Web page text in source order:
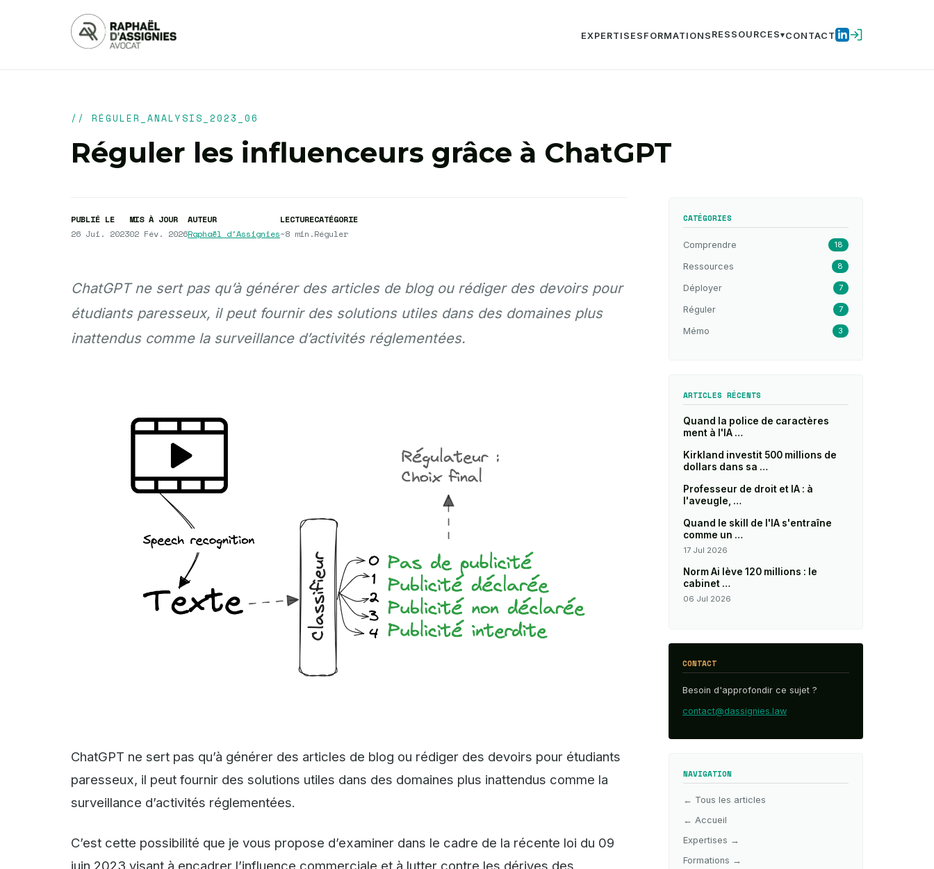
EXPERTISES FORMATIONS RESSOURCES CONTACT
// RÉGULER_ANALYSIS_2023_06
Réguler les influenceurs grâce à ChatGPT
PUBLIÉ LE
26 Jui. 2023
MIS À JOUR
02 Fév. 2026
AUTEUR
Raphaël d'Assignies
LECTURE
~8 min.
CATÉGORIE
Réguler
ChatGPT ne sert pas qu’à générer des articles de blog ou rédiger des devoirs pour
étudiants paresseux, il peut fournir des solutions utiles dans des domaines plus
inattendus comme la surveillance d’activités réglementées.
ChatGPT ne sert pas qu’à générer des articles de blog ou rédiger des devoirs pour étudiants
paresseux, il peut fournir des solutions utiles dans des domaines plus inattendus comme la
surveillance d’activités réglementées.
C’est cette possibilité que je vous propose d’examiner dans le cadre de la récente loi du 09
juin 2023 visant à encadrer l’influence commerciale et à lutter contre les dérives des
CATÉGORIES
Comprendre 18
Ressources 8
Déployer 7
Réguler 7
Mémo 3
ARTICLES RÉCENTS
Quand la police de caractères
ment à l'IA …
Kirkland investit 500 millions de
dollars dans sa …
Professeur de droit et IA : à
l'aveugle, …
Quand le skill de l'IA s'entraîne
comme un …
17 Jul 2026
Norm Ai lève 120 millions : le
cabinet …
06 Jul 2026
CONTACT
Besoin d'approfondir ce sujet ?
contact@dassignies.law
NAVIGATION
← Tous les articles
← Accueil
Expertises →
Formations →